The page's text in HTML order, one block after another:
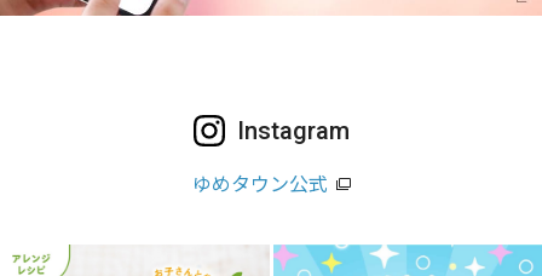
Instagram
ゆめタウン公式